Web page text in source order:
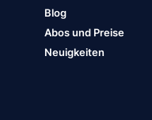
Blog
Abos und Preise
Neuigkeiten